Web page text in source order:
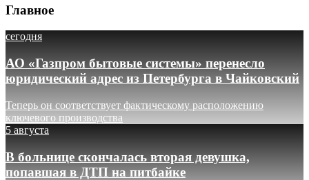
Главное
сегодня
АО «Газпром бытовые системы» перенесло
юридический адрес из Петербурга в Чайковский
Теперь он соответствует фактическому расположению
ключевого производства
5 августа
В больнице скончалась вторая девушка,
попавшая в ДТП на питбайке